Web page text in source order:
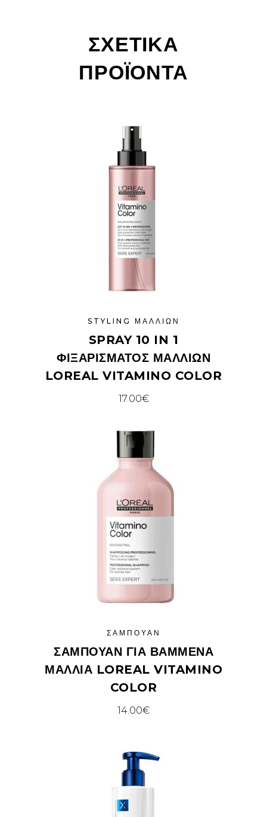
ΣΧΕΤΙΚΆ
ΠΡΟΪΌΝΤΑ
STYLING ΜΑΛΛΙΏΝ
SPRAY 10 IN 1
ΦΙΞΑΡΊΣΜΑΤΟΣ ΜΑΛΛΙΏΝ
LOREAL VITAMINO COLOR
17.00€
ΣΑΜΠΟΥΆΝ
ΣΑΜΠΟΥΆΝ ΓΙΑ ΒΑΜΜΈΝΑ
ΜΑΛΛΙΆ LOREAL VITAMINO
COLOR
14.00€